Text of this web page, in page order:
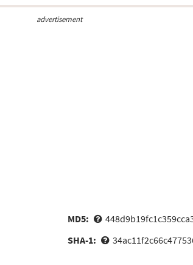
advertisement
MD5:
SHA-1: